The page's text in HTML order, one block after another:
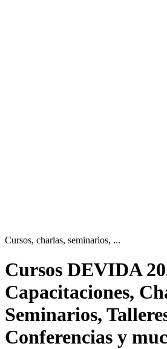
Cursos, charlas, seminarios, ...
Cursos DEVIDA
Capacitaciones,
Seminarios,
Conferencias y